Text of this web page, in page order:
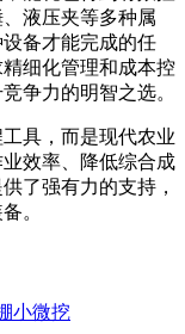
液压夹等多种属
备才能完成的任
细化管理和成本控
争力的明智之选。
具，而是现代农业
效率、降低综合成
了强有力的支持，
。